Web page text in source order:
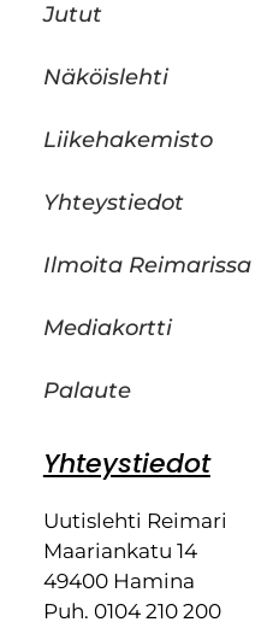
Jutut
Näköislehti
Liikehakemisto
Yhteystiedot
Ilmoita Reimarissa
Mediakortti
Palaute
Yhteystiedot
Uutislehti Reimari
Maariankatu 14
49400 Hamina
Puh. 0104 210 200